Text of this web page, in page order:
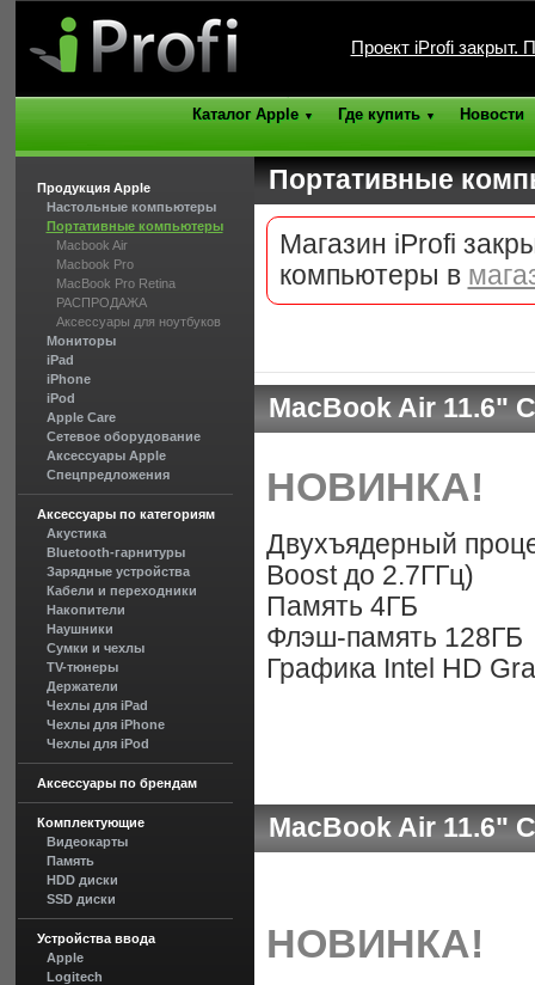
Проект iProfi закрыт.
Каталог Apple ▼ Где купить ▼ Новости
Продукция Apple
Настольные компьютеры
Портативные компьютеры
Macbook Air
Macbook Pro
MacBook Pro Retina
РАСПРОДАЖА
Аксессуары для ноутбуков
Мониторы
iPad
iPhone
iPod
Apple Care
Сетевое оборудование
Аксессуары Apple
Спецпредложения
Аксессуары по категориям
Акустика
Bluetooth-гарнитуры
Зарядные устройства
Кабели и переходники
Накопители
Наушники
Сумки и чехлы
TV-тюнеры
Держатели
Чехлы для iPad
Чехлы для iPhone
Чехлы для iPod
Аксессуары по брендам
Комплектующие
Видеокарты
Память
HDD диски
SSD диски
Устройства ввода
Apple
Logitech
Портативные
Магазин iProfi
компьютеры в
MacBook Air 11.6"
НОВИНКА!
Двухъядерный
Boost до 2.7ГГц)
Память 4ГБ
Флэш-память 128ГБ
Графика Intel HD
MacBook Air 11.6"
НОВИНКА!